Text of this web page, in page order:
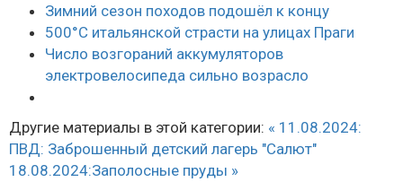
Зимний сезон походов подошёл к концу
500°C итальянской страсти на улицах Праги
Число возгораний аккумуляторов
электровелосипеда сильно возрасло
Другие материалы в этой категории: « 11.08.2024:
ПВД: Заброшенный детский лагерь "Салют"
18.08.2024:Заполосные пруды »